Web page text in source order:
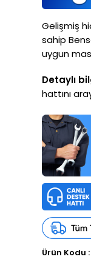
Gelişmiş
sahip
uygun
Detaylı
hattını